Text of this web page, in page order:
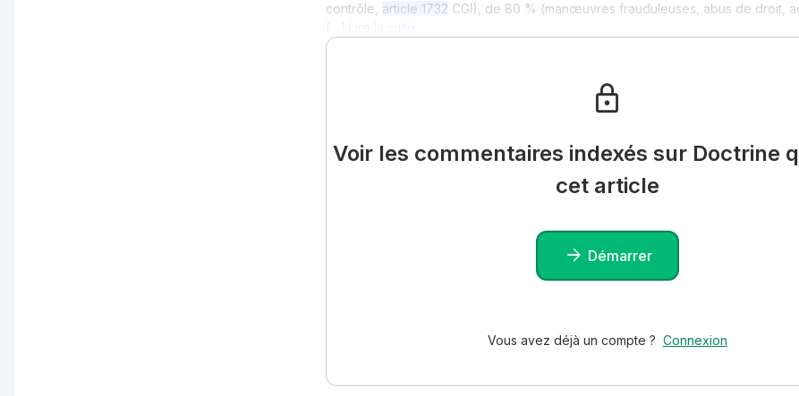
contrôle, article 1732 CGI), de 80 % (manœuvres frauduleuses, abus de droit,
Lire la suite…
Voir les commentaires indexés sur Doctrine
cet article
Démarrer
Vous avez déjà un compte ? Connexion